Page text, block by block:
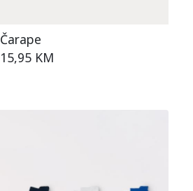
Čarape
15,95 KM